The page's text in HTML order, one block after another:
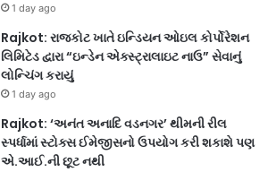
1 day ago
Rajkot: રાજકોટ ખાતે ઇન્ડિયન ઓઇલ કોર્પોરેશન
લિમિટેડ દ્વારા “ઇન્ડેન એક્સ્ટ્રાલાઇટ નાઉ” સેવાનું
લોન્ચિંગ કરાયું
1 day ago
Rajkot: ‘અનંત અનાદિ વડનગર’ થીમની રીલ
સ્પર્ધામાં સ્ટોક્સ ઈમેજીસનો ઉપયોગ કરી શકાશે પણ
એ.આઈ.ની છૂટ નથી